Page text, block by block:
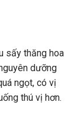
sấy thăng hoa
dưỡng
ngọt, có vị
thú vị hơn.